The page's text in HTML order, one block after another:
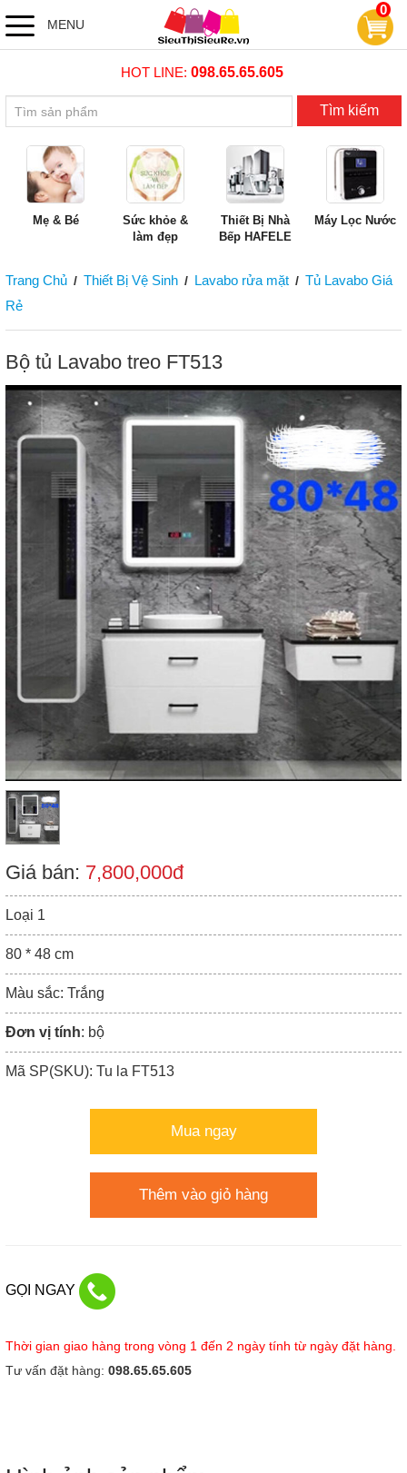
MENU
0
HOT LINE: 098.65.65.605
Tìm kiếm
Mẹ & Bé
Sức khỏe &
làm đẹp
Thiết Bị Nhà
Bếp HAFELE
Máy Lọc Nước
Trang Chủ / Thiết Bị Vệ Sinh / Lavabo rửa mặt / Tủ Lavabo Giá
Rẻ
Bộ tủ Lavabo treo FT513
Giá bán: 7,800,000đ
Loại 1
80 * 48 cm
Màu sắc: Trắng
Đơn vị tính: bộ
Mã SP(SKU): Tu la FT513
Mua ngay
Thêm vào giỏ hàng
GỌI NGAY
Thời gian giao hàng trong vòng 1 đến 2 ngày tính từ ngày đặt hàng.
Tư vấn đặt hàng: 098.65.65.605